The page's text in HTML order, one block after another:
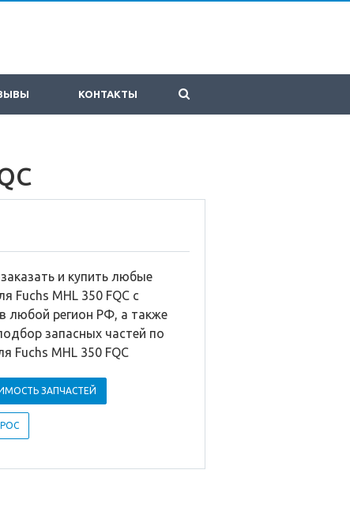
КОНТАКТЫ
и купить любые
Fuchs MHL 350 FQC с
любой регион РФ, а также
запасных частей по
Fuchs MHL 350 FQC
ЗАПЧАСТЕЙ